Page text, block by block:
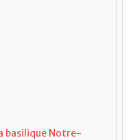
basilique Notre-